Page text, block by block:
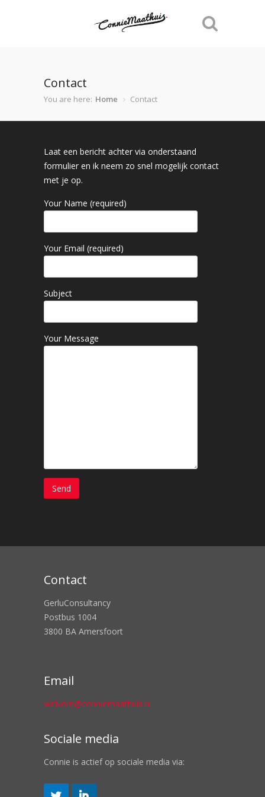
Contact
You are here: Home Contact
Laat een bericht achter via onderstaand
formulier en ik neem zo snel mogelijk contact
met je op.
Your Name (required)
Your Email (required)
Subject
Your Message
Contact
GerluConsultancy
Postbus 1004
3800 BA Amersfoort
Email
welkom@conniemaathuis.nl
Sociale media
Connie is actief op sociale media via: